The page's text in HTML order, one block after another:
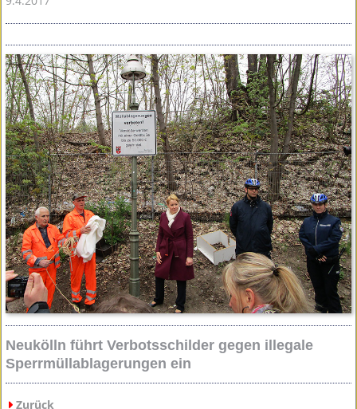
Neukölln führt Verbotsschilder gegen illegale
Sperrmüllablagerungen ein
Zurück